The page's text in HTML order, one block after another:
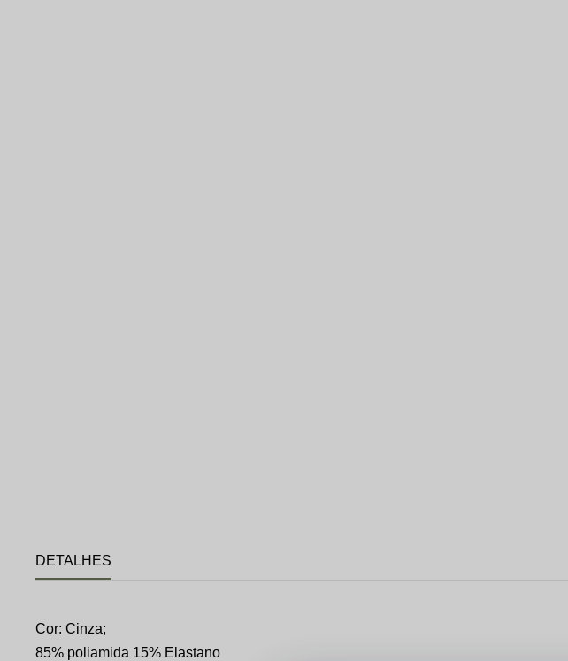
DETALHES
Cor: Cinza;
85% poliamida 15% Elastano